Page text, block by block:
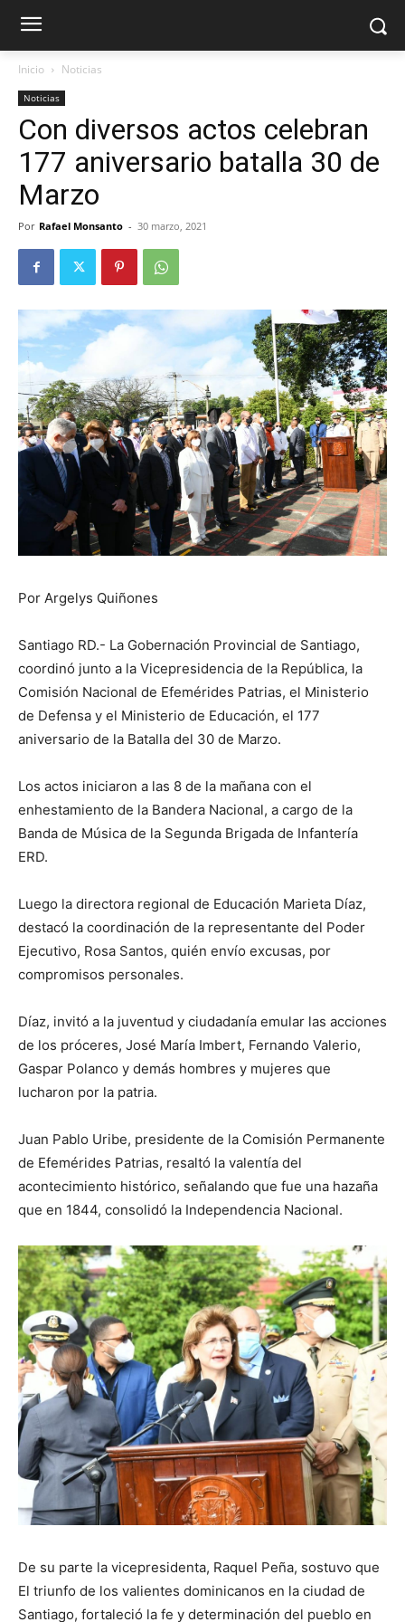
Inicio Noticias
Noticias
Con diversos actos celebran
177 aniversario batalla 30 de
Marzo
Por Rafael Monsanto - 30 marzo, 2021
Por Argelys Quiñones
Santiago RD.- La Gobernación Provincial de Santiago,
coordinó junto a la Vicepresidencia de la República, la
Comisión Nacional de Efemérides Patrias, el Ministerio
de Defensa y el Ministerio de Educación, el 177
aniversario de la Batalla del 30 de Marzo.
Los actos iniciaron a las 8 de la mañana con el
enhestamiento de la Bandera Nacional, a cargo de la
Banda de Música de la Segunda Brigada de Infantería
ERD.
Luego la directora regional de Educación Marieta Díaz,
destacó la coordinación de la representante del Poder
Ejecutivo, Rosa Santos, quién envío excusas, por
compromisos personales.
Díaz, invitó a la juventud y ciudadanía emular las acciones
de los próceres, José María Imbert, Fernando Valerio,
Gaspar Polanco y demás hombres y mujeres que
lucharon por la patria.
Juan Pablo Uribe, presidente de la Comisión Permanente
de Efemérides Patrias, resaltó la valentía del
acontecimiento histórico, señalando que fue una hazaña
que en 1844, consolidó la Independencia Nacional.
De su parte la vicepresidenta, Raquel Peña, sostuvo que
El triunfo de los valientes dominicanos en la ciudad de
Santiago, fortaleció la fe y determinación del pueblo en